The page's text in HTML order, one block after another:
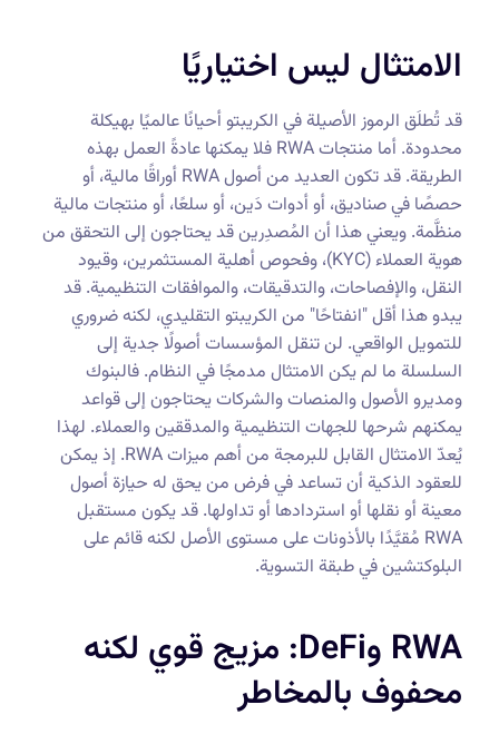
الامتثال ليس اختياريًا
قد تُطلَق الرموز الأصيلة في الكريبتو أحيانًا عالميًا بهيكلة
محدودة. أما منتجات RWA فلا يمكنها عادةً العمل بهذه
الطريقة. قد تكون العديد من أصول RWA أوراقًا مالية، أو
حصصًا في صناديق، أو أدوات دَين، أو سلعًا، أو منتجات مالية
منظَّمة. ويعني هذا أن المُصدِرين قد يحتاجون إلى التحقق من
هوية العملاء (KYC)، وفحوص أهلية المستثمرين، وقيود
النقل، والإفصاحات، والتدقيقات، والموافقات التنظيمية. قد
يبدو هذا أقل "انفتاحًا" من الكريبتو التقليدي، لكنه ضروري
للتمويل الواقعي. لن تنقل المؤسسات أصولًا جدية إلى
السلسلة ما لم يكن الامتثال مدمجًا في النظام. فالبنوك
ومديرو الأصول والمنصات والشركات يحتاجون إلى قواعد
يمكنهم شرحها للجهات التنظيمية والمدققين والعملاء. لهذا
يُعدّ الامتثال القابل للبرمجة من أهم ميزات RWA. إذ يمكن
للعقود الذكية أن تساعد في فرض من يحق له حيازة أصول
معينة أو نقلها أو استردادها أو تداولها. قد يكون مستقبل
RWA مُقيَّدًا بالأذونات على مستوى الأصل لكنه قائم على
البلوكتشين في طبقة التسوية.
RWA وDeFi: مزيج قوي لكنه
محفوف بالمخاطر